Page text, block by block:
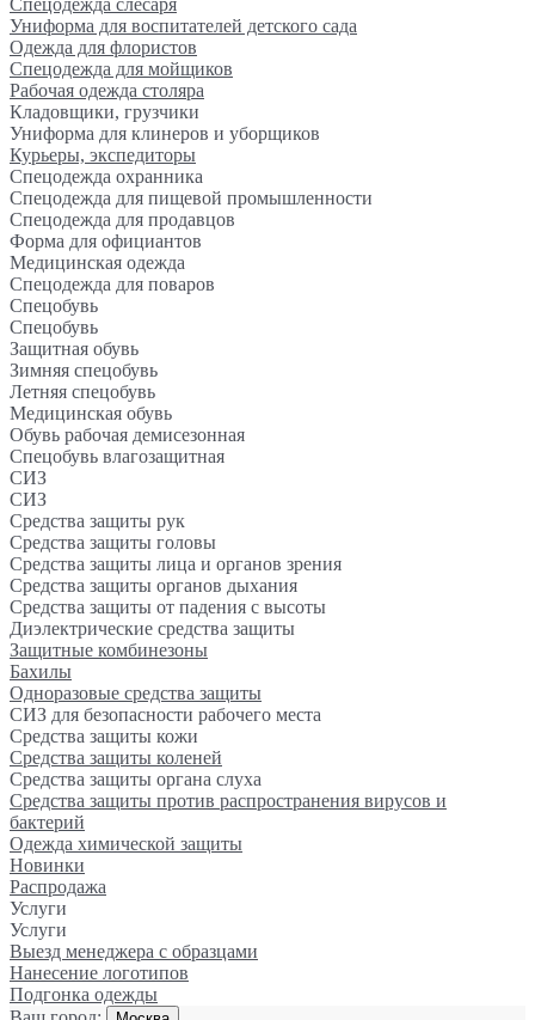
Спецодежда слесаря
Униформа для воспитателей детского сада
Одежда для флористов
Спецодежда для мойщиков
Рабочая одежда столяра
Кладовщики, грузчики
Униформа для клинеров и уборщиков
Курьеры, экспедиторы
Спецодежда охранника
Спецодежда для пищевой промышленности
Спецодежда для продавцов
Форма для официантов
Медицинская одежда
Спецодежда для поваров
Спецобувь
Спецобувь
Защитная обувь
Зимняя спецобувь
Летняя спецобувь
Медицинская обувь
Обувь рабочая демисезонная
Спецобувь влагозащитная
СИЗ
СИЗ
Средства защиты рук
Средства защиты головы
Средства защиты лица и органов зрения
Средства защиты органов дыхания
Средства защиты от падения с высоты
Диэлектрические средства защиты
Защитные комбинезоны
Бахилы
Одноразовые средства защиты
СИЗ для безопасности рабочего места
Средства защиты кожи
Средства защиты коленей
Средства защиты органа слуха
Средства защиты против распространения вирусов и
бактерий
Одежда химической защиты
Новинки
Распродажа
Услуги
Услуги
Выезд менеджера с образцами
Нанесение логотипов
Подгонка одежды